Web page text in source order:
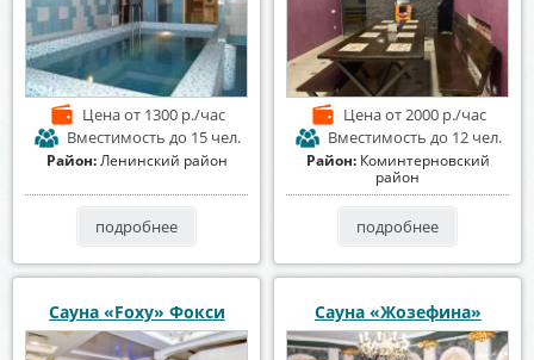
Ценаот 1300 р./час
Вместимость до 15 чел.
Район:Ленинский район
подробнее
Ценаот 2000 р./час
Вместимость до 12 чел.
Район: Коминтерновский
район
подробнее
Сауна «Foxy» Фокси Сауна «Жозефина»